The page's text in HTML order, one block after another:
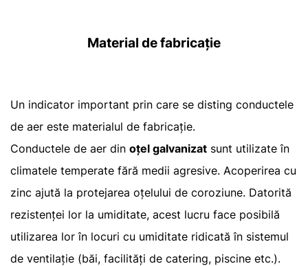
Material de fabricație
Un indicator important prin care se disting conductele
de aer este materialul de fabricație.
Conductele de aer din oțel galvanizat sunt utilizate în
climatele temperate fără medii agresive. Acoperirea cu
zinc ajută la protejarea oțelului de coroziune. Datorită
rezistenței lor la umiditate, acest lucru face posibilă
utilizarea lor în locuri cu umiditate ridicată în sistemul
de ventilație (băi, facilități de catering, piscine etc.).